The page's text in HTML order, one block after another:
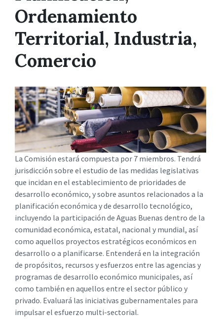
Ordenamiento
Territorial, Industria,
Comercio
La Comisión estará compuesta por 7 miembros. Tendrá
jurisdicción sobre el estudio de las medidas legislativas
que incidan en el establecimiento de prioridades de
desarrollo económico, y sobre asuntos relacionados a la
planificación económica y de desarrollo tecnológico,
incluyendo la participación de Aguas Buenas dentro de la
comunidad económica, estatal, nacional y mundial, así
como aquellos proyectos estratégicos económicos en
desarrollo o a planificarse. Entenderá en la integración
de propósitos, recursos y esfuerzos entre las agencias y
programas de desarrollo económico municipales, así
como también en aquellos entre el sector público y
privado. Evaluará las iniciativas gubernamentales para
impulsar el esfuerzo multi-sectorial.